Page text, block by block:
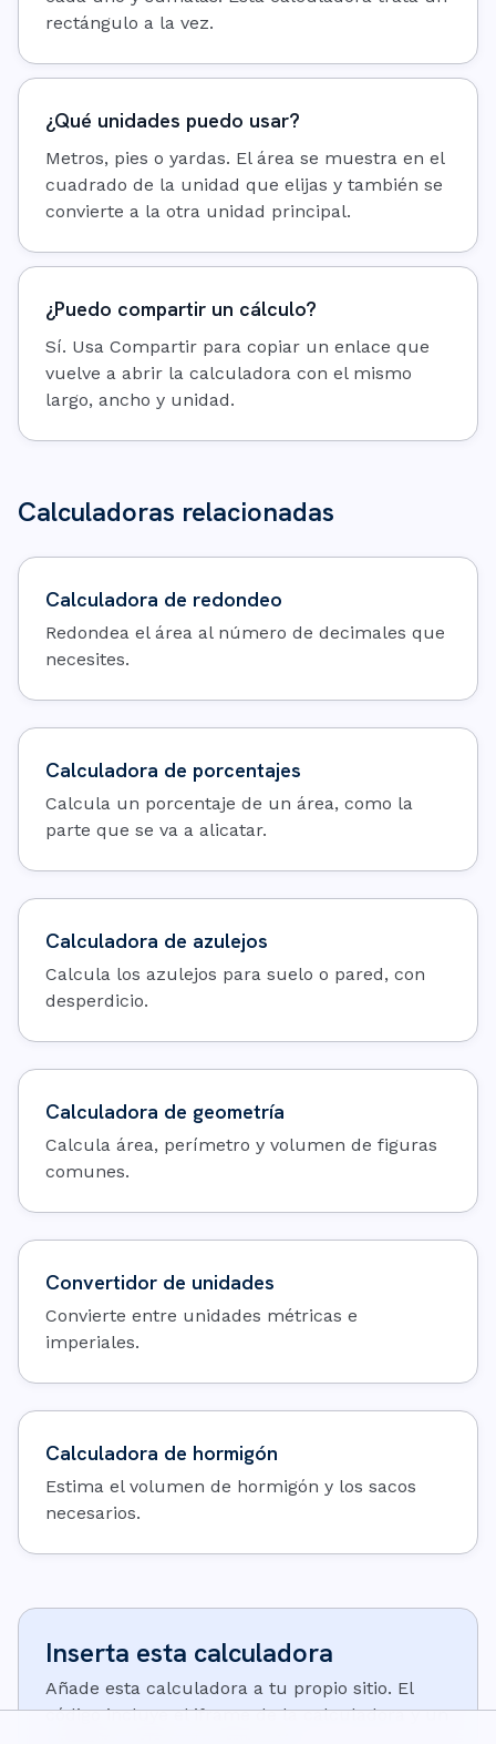
rectángulo a la vez.
¿Qué unidades puedo usar?
Metros, pies o yardas. El área se muestra en el
cuadrado de la unidad que elijas y también se
convierte a la otra unidad principal.
¿Puedo compartir un cálculo?
Sí. Usa Compartir para copiar un enlace que
vuelve a abrir la calculadora con el mismo
largo, ancho y unidad.
Calculadoras relacionadas
Calculadora de redondeo
Redondea el área al número de decimales que
necesites.
Calculadora de porcentajes
Calcula un porcentaje de un área, como la
parte que se va a alicatar.
Calculadora de azulejos
Calcula los azulejos para suelo o pared, con
desperdicio.
Calculadora de geometría
Calcula área, perímetro y volumen de figuras
comunes.
Convertidor de unidades
Convierte entre unidades métricas e
imperiales.
Calculadora de hormigón
Estima el volumen de hormigón y los sacos
necesarios.
Inserta esta calculadora
Añade esta calculadora a tu propio sitio. El
código incluye el iframe de la calculadora y un